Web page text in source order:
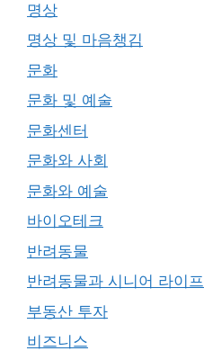
명상
명상 및 마음챙김
문화
문화 및 예술
문화센터
문화와 사회
문화와 예술
바이오테크
반려동물
반려동물과 시니어 라이프
부동산 투자
비즈니스